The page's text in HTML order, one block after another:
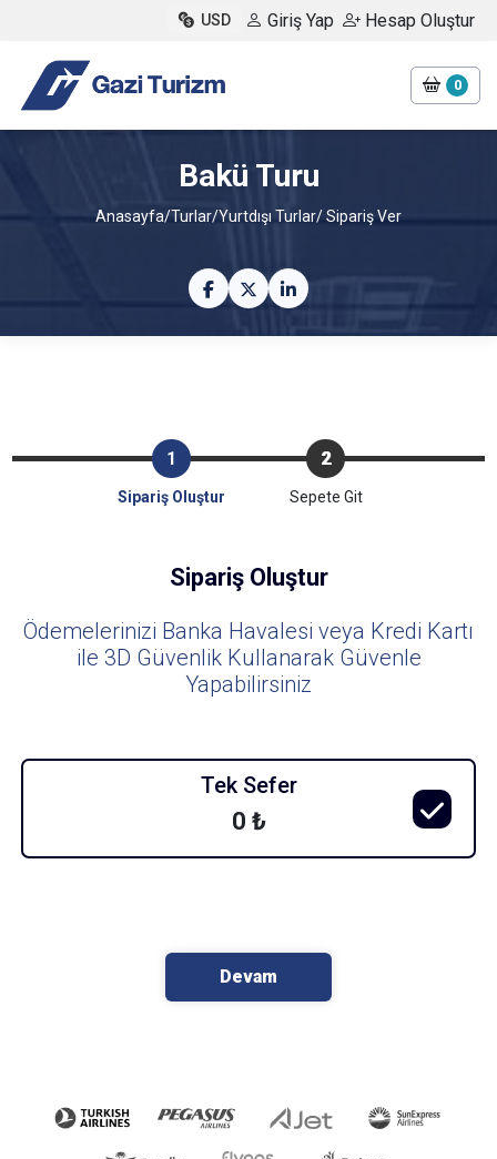
USD Giriş Yap Hesap Oluştur
0
Bakü Turu
Anasayfa/Turlar/Yurtdışı Turlar/ Sipariş Ver
1
Sipariş Oluştur
2
Sepete Git
Sipariş Oluştur
Ödemelerinizi Banka Havalesi veya Kredi Kartı
ile 3D Güvenlik Kullanarak Güvenle
Yapabilirsiniz
Tek Sefer
0 ₺
Devam